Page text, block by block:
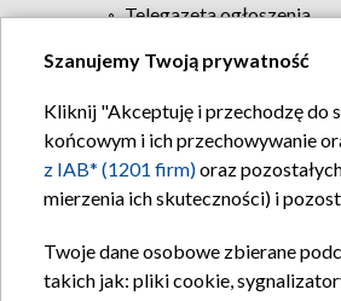
Telegazeta ogłoszenia
Szanujemy Twoją prywatność
Kliknij "Akceptuję i przechodzę do
końcowym i ich przechowywanie
z IAB* (1201 firm)oraz
mierzenia ich skuteczności) i
Twoje dane osobowe zbierane
takich jak: pliki cookie,